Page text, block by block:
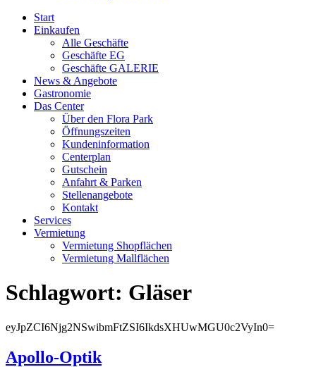
Start
Einkaufen
Alle Geschäfte
Geschäfte EG
Geschäfte GALERIE
News & Angebote
Gastronomie
Das Center
Über den Flora Park
Öffnungszeiten
Kundeninformation
Centerplan
Gutschein
Anfahrt & Parken
Stellenangebote
Kontakt
Services
Vermietung
Vermietung Shopflächen
Vermietung Mallflächen
Schlagwort: Gläser
eyJpZCI6Njg2NSwibmFtZSI6IkdsXHUwMGU0c2VyIn0=
Apollo-Optik